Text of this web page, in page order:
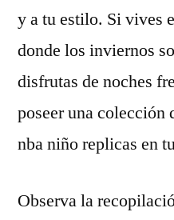
y a tu estilo. Si vives
donde los inviernos
disfrutas de noches
poseer una colección
nba niño replicas en
Observa la